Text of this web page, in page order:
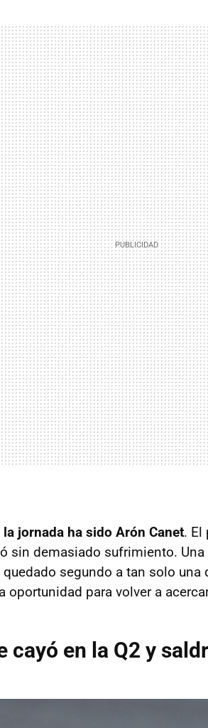
jornada ha sido Arón Canet. El
sin demasiado sufrimiento.
quedado segundo a tan solo una
oportunidad para volver a
cayó en la Q2 y